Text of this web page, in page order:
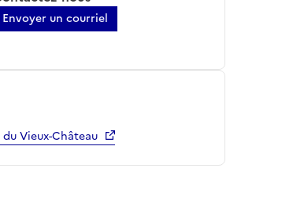
Envoyer un courriel
du Vieux-Château